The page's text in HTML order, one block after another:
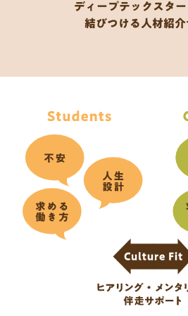
ディープテックスタ
結びつける人材紹介